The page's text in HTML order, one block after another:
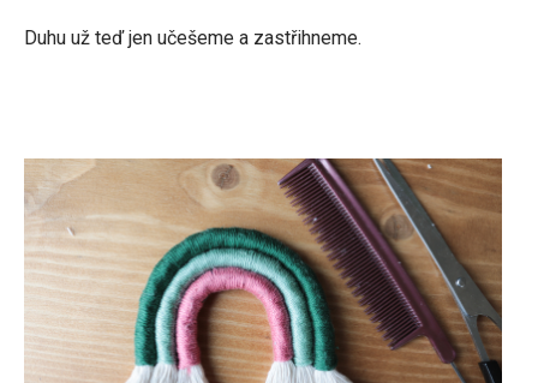
Duhu už teď jen učešeme a zastřihneme.